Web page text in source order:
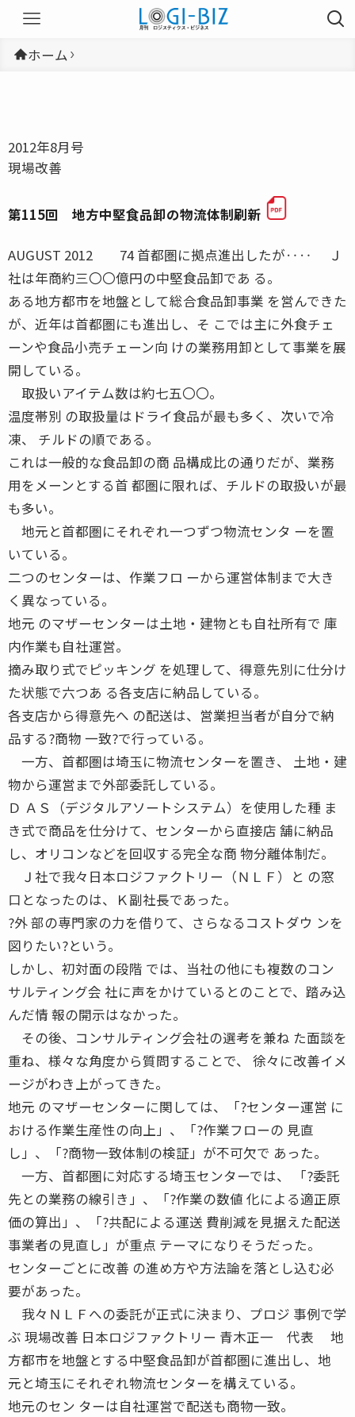
ホーム
2012年8月号
現場改善
第115回 地方中堅食品卸の物流体制刷新
AUGUST 2012 74 首都圏に拠点進出したが‥‥ Ｊ
社は年商約三〇〇億円の中堅食品卸であ る。
ある地方都市を地盤として総合食品卸事業 を営んできた
が、近年は首都圏にも進出し、そ こでは主に外食チェ
ーンや食品小売チェーン向 けの業務用卸として事業を展
開している。
取扱いアイテム数は約七五〇〇。
温度帯別 の取扱量はドライ食品が最も多く、次いで冷
凍、 チルドの順である。
これは一般的な食品卸の商 品構成比の通りだが、業務
用をメーンとする首 都圏に限れば、チルドの取扱いが最
も多い。
地元と首都圏にそれぞれ一つずつ物流センタ ーを置
いている。
二つのセンターは、作業フロ ーから運営体制まで大き
く異なっている。
地元 のマザーセンターは土地・建物とも自社所有で 庫
内作業も自社運営。
摘み取り式でピッキング を処理して、得意先別に仕分け
た状態で六つあ る各支店に納品している。
各支店から得意先へ の配送は、営業担当者が自分で納
品する?商物 一致?で行っている。
一方、首都圏は埼玉に物流センターを置き、 土地・建
物から運営まで外部委託している。
Ｄ ＡＳ（デジタルアソートシステム）を使用した種 ま
き式で商品を仕分けて、センターから直接店 舗に納品
し、オリコンなどを回収する完全な商 物分離体制だ。
Ｊ社で我々日本ロジファクトリー（ＮＬＦ）と の窓
口となったのは、Ｋ副社長であった。
?外 部の専門家の力を借りて、さらなるコストダウ ンを
図りたい?という。
しかし、初対面の段階 では、当社の他にも複数のコン
サルティング会 社に声をかけているとのことで、踏み込
んだ情 報の開示はなかった。
その後、コンサルティング会社の選考を兼ね た面談を
重ね、様々な角度から質問することで、 徐々に改善イメ
ージがわき上がってきた。
地元 のマザーセンターに関しては、「?センター運営 に
おける作業生産性の向上」、「?作業フローの 見直
し」、「?商物一致体制の検証」が不可欠で あった。
一方、首都圏に対応する埼玉センターでは、 「?委託
先との業務の線引き」、「?作業の数値 化による適正原
価の算出」、「?共配による運送 費削減を見据えた配送
事業者の見直し」が重点 テーマになりそうだった。
センターごとに改善 の進め方や方法論を落とし込む必
要があった。
我々ＮＬＦへの委託が正式に決まり、プロジ 事例で学
ぶ 現場改善 日本ロジファクトリー 青木正一 代表 地
方都市を地盤とする中堅食品卸が首都圏に進出し、地
元と埼玉にそれぞれ物流センターを構えている。
地元のセン ターは自社運営で配送も商物一致。